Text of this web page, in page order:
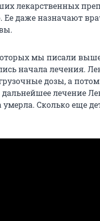
лекарственных
Ее даже назначают
мы писали
начала лечения.
дозы, а
лечение
умерла. Сколько еще